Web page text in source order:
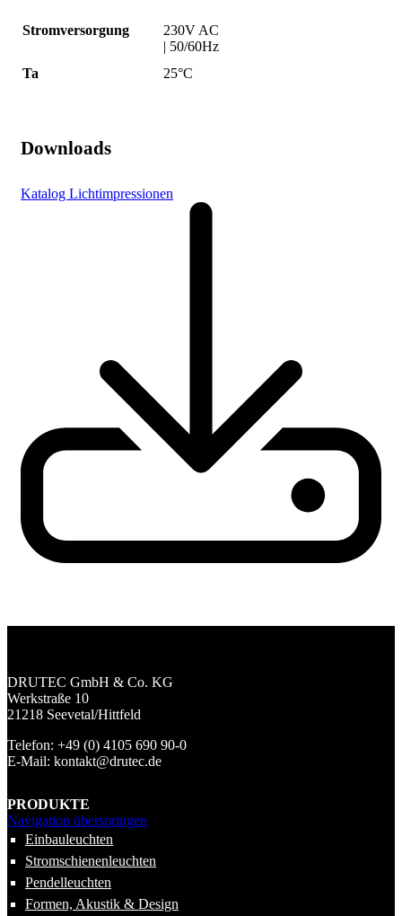
Stromversorgung
230V AC
| 50/60Hz
Ta
25°C
Downloads
Katalog Lichtimpressionen
DRUTEC GmbH & Co. KG
Werkstraße 10
21218 Seevetal/Hittfeld
Telefon: +49 (0) 4105 690 90-0
E-Mail: kontakt@drutec.de
PRODUKTE
Navigation überspringen
Einbauleuchten
Stromschienenleuchten
Pendelleuchten
Formen, Akustik & Design